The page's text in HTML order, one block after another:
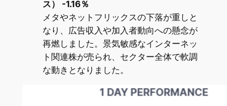
ス） -1.16％
メタやネットフリックスの下落が重しと
なり、広告収入や加入者動向への懸念が
再燃しました。景気敏感なインターネッ
ト関連株が売られ、セクター全体で軟調
な動きとなりました。